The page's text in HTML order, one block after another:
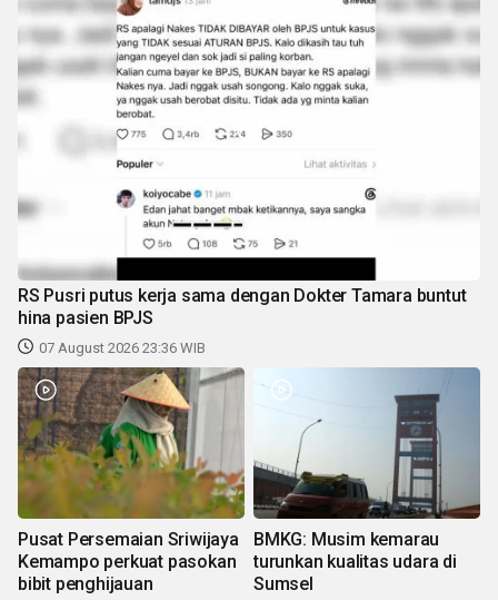
RS Pusri putus kerja sama dengan Dokter Tamara buntut
hina pasien BPJS
07 August 2026 23:36 WIB
Pusat Persemaian Sriwijaya
Kemampo perkuat pasokan
bibit penghijauan
BMKG: Musim kemarau
turunkan kualitas udara di
Sumsel